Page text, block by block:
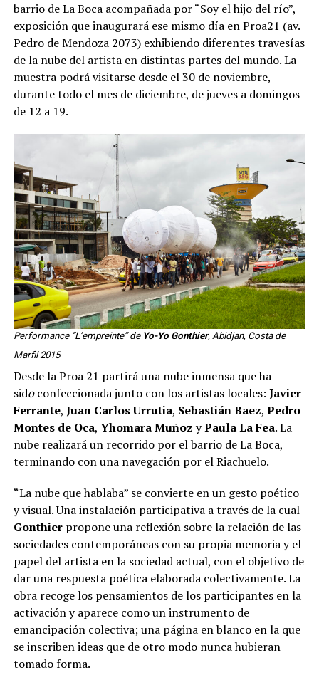
barrio de La Boca acompañada por “Soy el hijo del río”,
exposición que inaugurará ese mismo día en Proa21 (av.
Pedro de Mendoza 2073) exhibiendo diferentes travesías
de la nube del artista en distintas partes del mundo. La
muestra podrá visitarse desde el 30 de noviembre,
durante todo el mes de diciembre, de jueves a domingos
de 12 a 19.
Performance “L’empreinte” deYo-Yo Gonthier, Abidjan, Costa de
Marfil 2015
Desde la Proa 21 partirá una nube inmensa que ha
sidoconfeccionada junto con los artistas locales: Javier
Ferrante, Juan Carlos Urrutia, Sebastián Baez, Pedro
Montes de Oca, Yhomara Muñoz yPaula La Fea. La
nube realizará un recorrido por el barrio de La Boca,
terminando con una navegación por el Riachuelo.
“La nube que hablaba” se convierte en un gesto poético
y visual. Una instalación participativa a través de la cual
Gonthierpropone una reflexión sobre la relación de las
sociedades contemporáneas con su propia memoria y el
papel del artista en la sociedad actual, con el objetivo de
dar una respuesta poética elaborada colectivamente. La
obra recoge los pensamientos de los participantes en la
activación y aparece como un instrumento de
emancipación colectiva; una página en blanco en la que
se inscriben ideas que de otro modo nunca hubieran
tomado forma.